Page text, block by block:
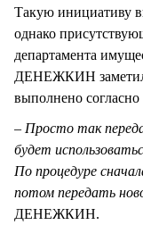
Такую инициативу
однако
департамента
ДЕНЕЖКИН заметил,
выполнено согласно
– Просто так
будет
По процедуре
потом передать
ДЕНЕЖКИН.